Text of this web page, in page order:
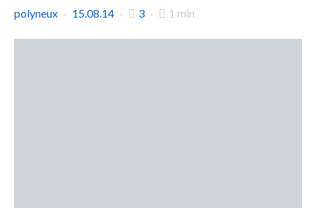
polyneux
15.08.14 3 1 min